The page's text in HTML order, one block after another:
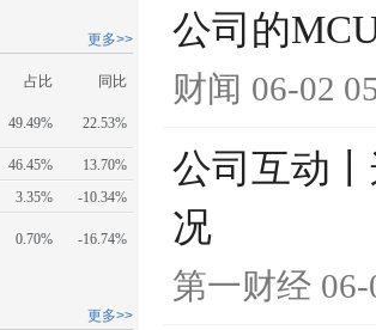
更多>>
占比
同比
49.49% 22.53%
46.45%
13.70%
3.35%
-10.34%
0.70% -16.74%
更多>>
公司的
财闻 06-02
公司互动
况
第一财经